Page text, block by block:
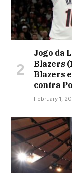
Jogo da
Blazers
Blazers
contra
February 1,